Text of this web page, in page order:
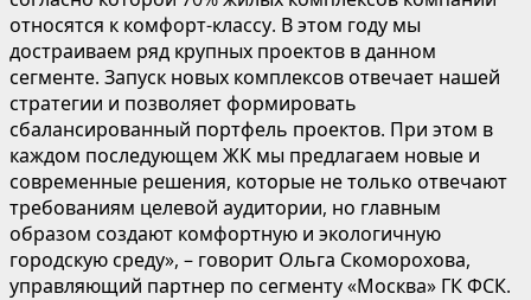
относятся к комфорт-классу. В этом году мы
достраиваем ряд крупных проектов в данном
сегменте. Запуск новых комплексов отвечает нашей
стратегии и позволяет формировать
сбалансированный портфель проектов. При этом в
каждом последующем ЖК мы предлагаем новые и
современные решения, которые не только отвечают
требованиям целевой аудитории, но главным
образом создают комфортную и экологичную
городскую среду», – говорит Ольга Скоморохова,
управляющий партнер по сегменту «Москва» ГК ФСК.